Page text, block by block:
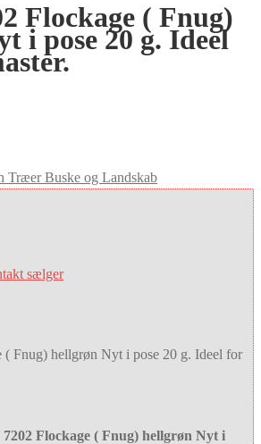
Flockage ( Fnug)
i pose 20 g. Ideel
kr..
Træer Buske og Landskab
sælger
Fnug) hellgrøn Nyt i pose 20 g. Ideel for
Flockage ( Fnug) hellgrøn Nyt i